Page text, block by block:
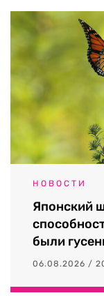
НОВОСТИ
Японский
были
06.08.2026 /